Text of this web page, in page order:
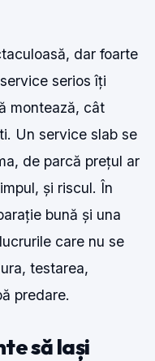
dar foarte
serios îți
montează, cât
Un service slab se
de parcă prețul ar
și riscul. În
bună și una
care nu se
testarea,
predare.
să lași